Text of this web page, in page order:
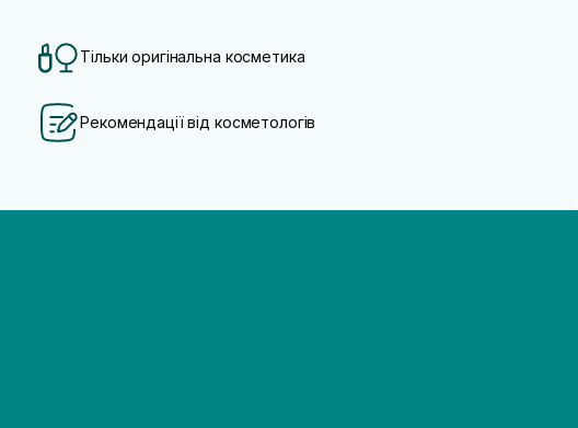
Тільки оригінальна косметика
Рекомендації від косметологів